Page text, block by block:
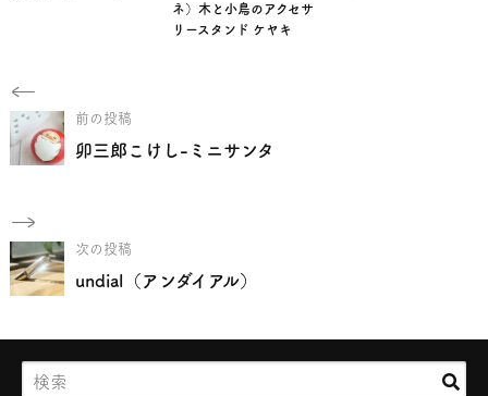
ネ）木と小鳥のアクセサ
リースタンド ケヤキ
前の投稿
卯三郎こけし-ミニサンタ
次の投稿
undial（アンダイアル）